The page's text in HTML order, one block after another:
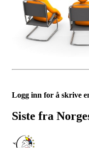
Logg inn for å skrive
Siste fra